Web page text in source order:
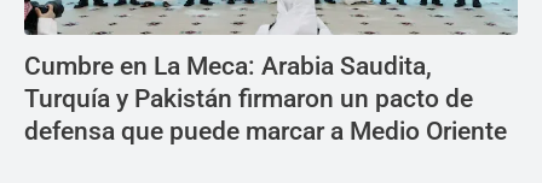
Cumbre en La Meca: Arabia Saudita,
Turquía y Pakistán firmaron un pacto de
defensa que puede marcar a Medio Oriente